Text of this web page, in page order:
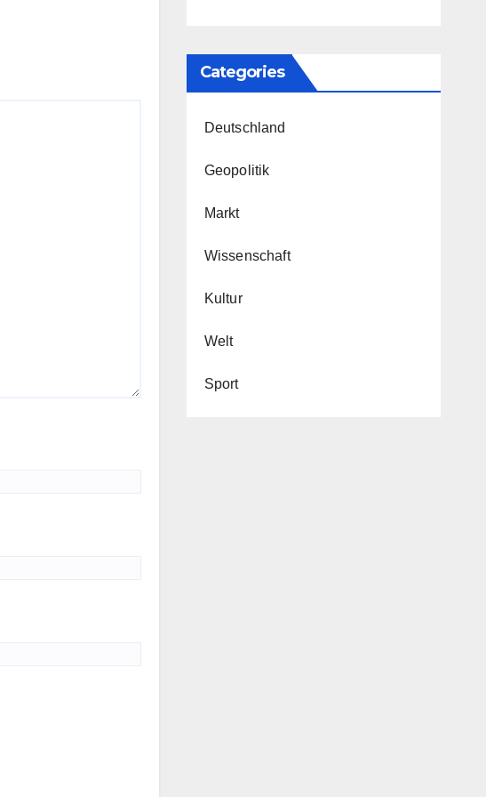
Categories
Deutschland
Geopolitik
Markt
Wissenschaft
Kultur
Welt
Sport